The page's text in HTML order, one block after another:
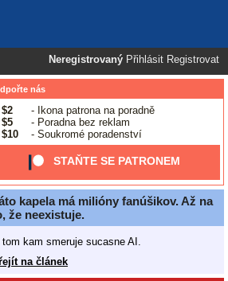
Neregistrovaný Přihlásit Registrovat
nás
$2
- Ikona patrona na poradně
$5
- Poradna bez reklam
$10
- Soukromé poradenství
STAŇTE SE PATRONEM
kapela má milióny fanúšikov. Až na
že neexistuje.
tom kam smeruje sucasne AI.
na článek